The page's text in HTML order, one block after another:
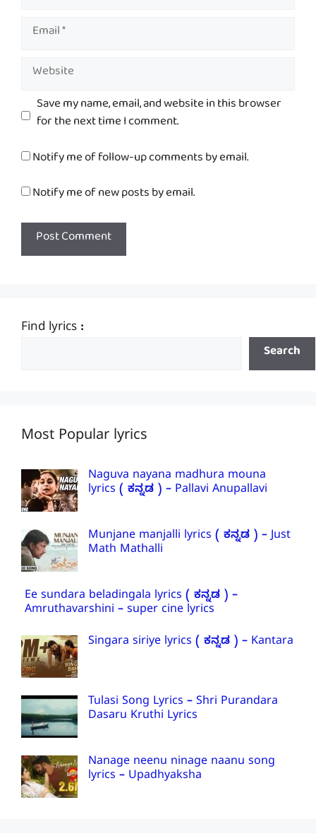
Email
Website
Save my name, email, and website in this browser
for the next time I comment.
Notify me of follow-up comments by email.
Notify me of new posts by email.
Find lyrics :
Search
Most Popular lyrics
Naguva nayana madhura mouna
lyrics ( ಕನ್ನಡ ) – Pallavi Anupallavi
Munjane manjalli lyrics ( ಕನ್ನಡ ) – Just
Math Mathalli
Ee sundara beladingala lyrics ( ಕನ್ನಡ ) –
Amruthavarshini – super cine lyrics
Singara siriye lyrics ( ಕನ್ನಡ ) – Kantara
Tulasi Song Lyrics – Shri Purandara
Dasaru Kruthi Lyrics
Nanage neenu ninage naanu song
lyrics – Upadhyaksha